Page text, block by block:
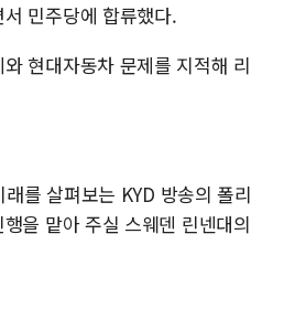
민주당에 합류했다.
현대자동차 문제를 지적해 리
를 살펴보는 KYD 방송의 폴리
을 맡아 주실 스웨덴 린넨대의